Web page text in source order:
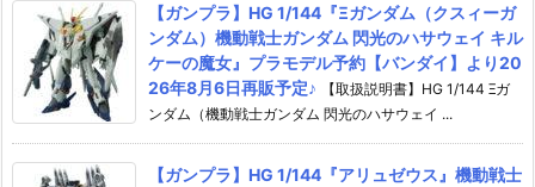
【ガンプラ】HG 1/144『Ξガンダム（クスィーガ
ンダム）機動戦士ガンダム 閃光のハサウェイ キル
ケーの魔女』プラモデル予約【バンダイ】より20
26年8月6日再販予定♪
【取扱説明書】HG 1/144 Ξガ
ンダム（機動戦士ガンダム 閃光のハサウェイ ...
【ガンプラ】HG 1/144『アリュゼウス』機動戦士